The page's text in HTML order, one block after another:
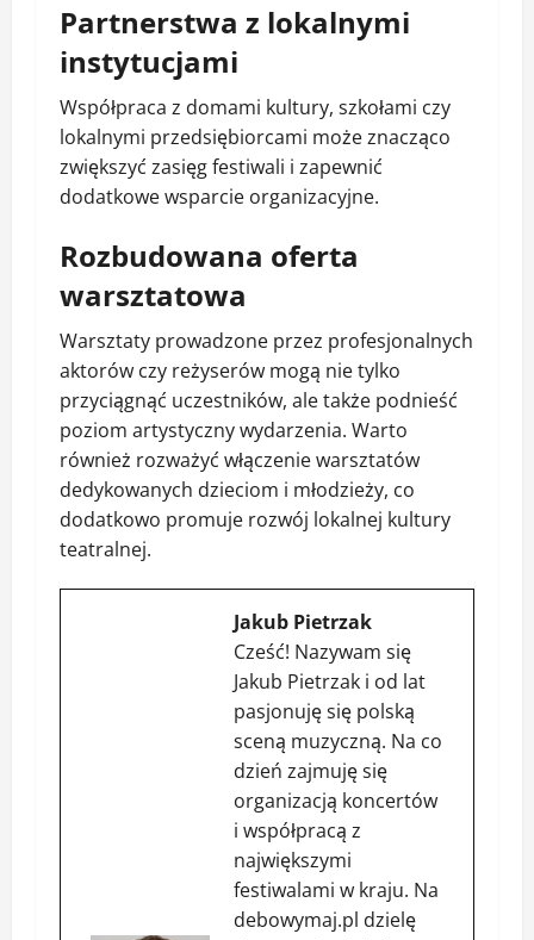
Partnerstwa z lokalnymi
instytucjami
Współpraca z domami kultury, szkołami czy
lokalnymi przedsiębiorcami może znacząco
zwiększyć zasięg festiwali i zapewnić
dodatkowe wsparcie organizacyjne.
Rozbudowana oferta
warsztatowa
Warsztaty prowadzone przez profesjonalnych
aktorów czy reżyserów mogą nie tylko
przyciągnąć uczestników, ale także podnieść
poziom artystyczny wydarzenia. Warto
również rozważyć włączenie warsztatów
dedykowanych dzieciom i młodzieży, co
dodatkowo promuje rozwój lokalnej kultury
teatralnej.
Jakub Pietrzak
Cześć! Nazywam się
Jakub Pietrzak i od lat
pasjonuję się polską
sceną muzyczną. Na co
dzień zajmuję się
organizacją koncertów
i współpracą z
największymi
festiwalami w kraju. Na
debowymaj.pl dzielę